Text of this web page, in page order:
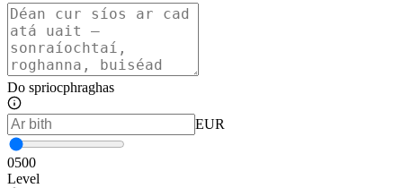
Do spriocphraghas
EUR
0500
Level